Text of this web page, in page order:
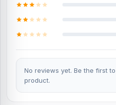
No reviews yet. Be the first
product.